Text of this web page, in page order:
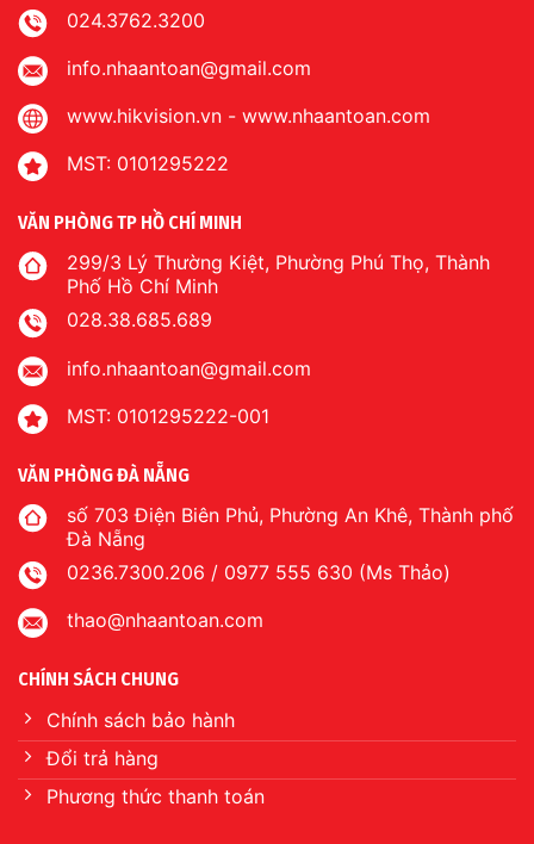
024.3762.3200
info.nhaantoan@gmail.com
www.hikvision.vn - www.nhaantoan.com
MST: 0101295222
VĂN PHÒNG TP HỒ CHÍ MINH
299/3 Lý Thường Kiệt, Phường Phú Thọ, Thành
Phố Hồ Chí Minh
028.38.685.689
info.nhaantoan@gmail.com
MST: 0101295222-001
VĂN PHÒNG ĐÀ NẴNG
số 703 Điện Biên Phủ, Phường An Khê, Thành phố
Đà Nẵng
0236.7300.206 / 0977 555 630 (Ms Thảo)
thao@nhaantoan.com
CHÍNH SÁCH CHUNG
Chính sách bảo hành
Đổi trả hàng
Phương thức thanh toán